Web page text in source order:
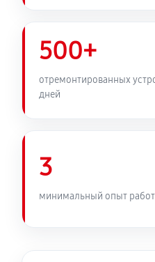
500+
отремонтированных
дней
3
минимальный опыт